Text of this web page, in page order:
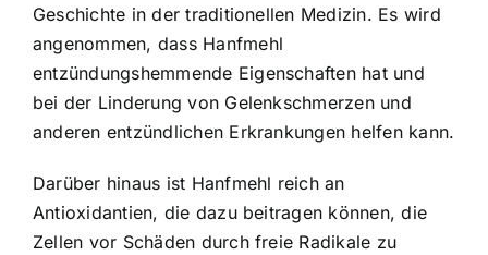
Geschichte in der traditionellen Medizin. Es wird
angenommen, dass Hanfmehl
entzündungshemmende Eigenschaften hat und
bei der Linderung von Gelenkschmerzen und
anderen entzündlichen Erkrankungen helfen kann.
Darüber hinaus ist Hanfmehl reich an
Antioxidantien, die dazu beitragen können, die
Zellen vor Schäden durch freie Radikale zu